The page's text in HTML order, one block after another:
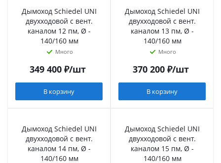
Дымоход Schiedel UNI
двухходовой с вент.
каналом 12 пм, Ø -
140/160 мм
Много
349 400₽/шт
В корзину
Дымоход Schiedel UNI
двухходовой с вент.
каналом 13 пм, Ø -
140/160 мм
Много
370 200₽/шт
В корзину
Дымоход Schiedel UNI
двухходовой с вент.
каналом 14 пм, Ø -
140/160 мм
Дымоход Schiedel UNI
двухходовой с вент.
каналом 15 пм, Ø -
140/160 мм